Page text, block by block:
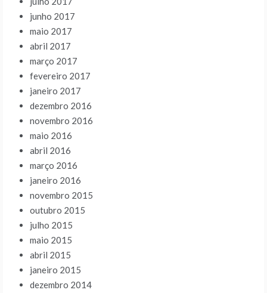
junho 2017
maio 2017
abril 2017
março 2017
fevereiro 2017
janeiro 2017
dezembro 2016
novembro 2016
maio 2016
abril 2016
março 2016
janeiro 2016
novembro 2015
outubro 2015
julho 2015
maio 2015
abril 2015
janeiro 2015
dezembro 2014